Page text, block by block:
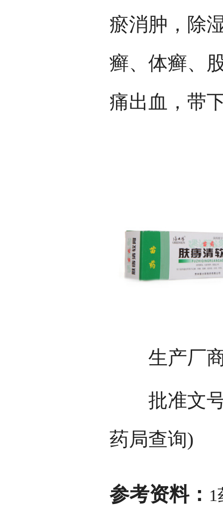
瘀消肿，除
癣、体癣、
痛出血，带
生产厂商
批准文号
药局查询)
参考资料： 1